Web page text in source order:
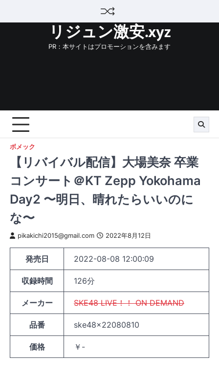
リジュン激安.xyz
PR：本サイトはプロモーションを含みます
ボメック
【リバイバル配信】大場美奈 卒業
コンサート＠KT Zepp Yokohama
Day2 〜明日、晴れたらいいのに
な〜
pikakichi2015@gmail.com 2022年8月12日
発売日 2022-08-08 12:00:09
収録時間 126分
メーカー SKE48 LIVE！！ ON DEMAND
品番 ske48x22080810
価格 ￥-